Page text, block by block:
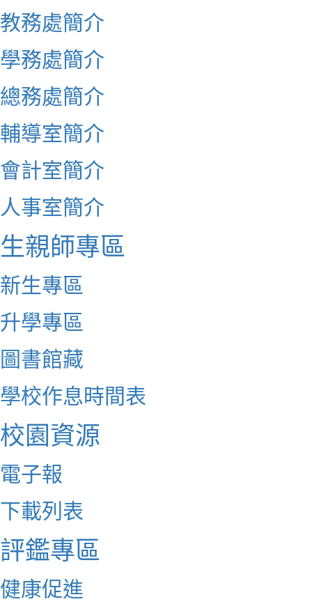
教務處簡介
學務處簡介
總務處簡介
輔導室簡介
會計室簡介
人事室簡介
生親師專區
新生專區
升學專區
圖書館藏
學校作息時間表
校園資源
電子報
下載列表
評鑑專區
健康促進